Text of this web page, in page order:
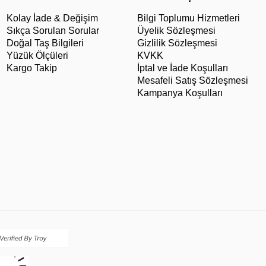
Kolay İade & Değişim
Sıkça Sorulan Sorular
Doğal Taş Bilgileri
Yüzük Ölçüleri
Kargo Takip
Bilgi Toplumu Hizmetleri
Üyelik Sözleşmesi
Gizlilik Sözleşmesi
KVKK
İptal ve İade Koşulları
Mesafeli Satış Sözleşmesi
Kampanya Koşulları